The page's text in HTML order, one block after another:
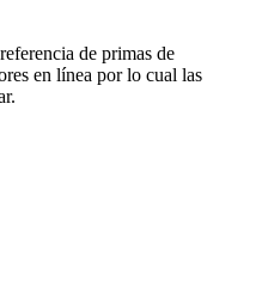
de primas de
en línea por lo cual las